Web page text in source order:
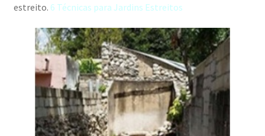
estreito. 6 Técnicas para Jardins Estreitos